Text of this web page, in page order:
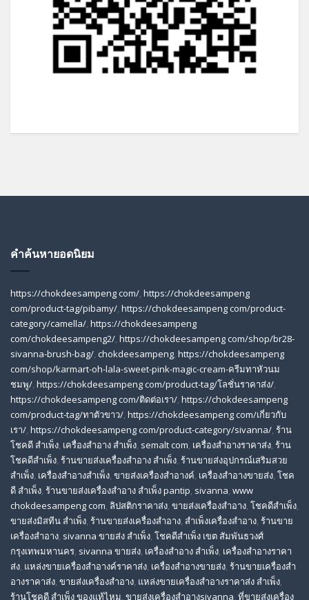
คำค้นหายอดนิยม
https://chokdeesampeng com/, https://chokdeesampeng
com/product-tag/pibamy/, https://chokdeesampeng com/product-
category/camella/, https://chokdeesampeng
com/chokdeesampeng2/, https://chokdeesampeng com/shop/br28-
sivanna-brush-bag/, chokdeesampeng, https://chokdeesampeng
com/shop/karmart-oh-lala-sweet-pink-magic-cream-ครีมทาหัวนม
ชมพู/, https://chokdeesampeng com/product-tag/โลชั่นราคาส่ง/,
https://chokdeesampeng com/ติดต่อเรา/, https://chokdeesampeng
com/product-tag/ทาตัวขาว/, https://chokdeesampeng com/เกี่ยวกับ
เรา/, https://chokdeesampeng com/product-category/sivanna/, ร้าน
โชคดี สําเพ็ง, เครื่องสำอาง สำเพ็ง, semalt com, เครื่องสำอางราคาส่ง, ร้าน
โชคดีสำเพ็ง, ร้านขายส่งเครื่องสําอาง สําเพ็ง, ร้านขายส่งอุปกรณ์เสริมสวย
สําเพ็ง, เครื่องสำอางสำเพ็ง, ขายส่งเครื่องสำอางค์, เครื่องสำอางขายส่ง, โชค
ดี สําเพ็ง, ร้านขายส่งเครื่องสําอาง สําเพ็ง pantip, sivanna, www
chokdeesampeng com, ลิปสติกราคาส่ง, ขายส่งเครื่องสำอาง, โชคดีสำเพ็ง,
ขายส่งมิสทีน สําเพ็ง, ร้านขายส่งเครื่องสำอาง, สําเพ็งเครื่องสําอาง, ร้านขาย
เครื่องสำอาง, sivanna ขายส่ง สําเพ็ง, โชคดีสำเพ็ง เขต สัมพันธวงศ์
กรุงเทพมหานคร, sivanna ขายส่ง, เครื่องสําอาง สําเพ็ง, เครื่องสําอางราคา
ส่ง, แหล่งขายเครื่องสําอางค์ราคาส่ง, เครื่องสําอางขายส่ง, ร้านขายเครื่องสํา
อางราคาส่ง, ขายส่งเครื่องสําอาง, แหล่งขายเครื่องสําอางราคาส่ง สําเพ็ง,
ร้านโชคดี สําเพ็ง ของแท้ไหม, ขายส่งเครื่องสําอางsivanna, ที่ขายส่งเครื่อง